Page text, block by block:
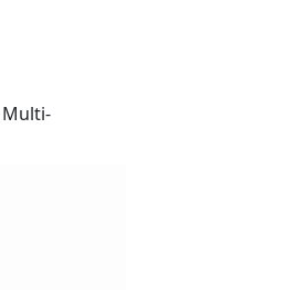
Multi-